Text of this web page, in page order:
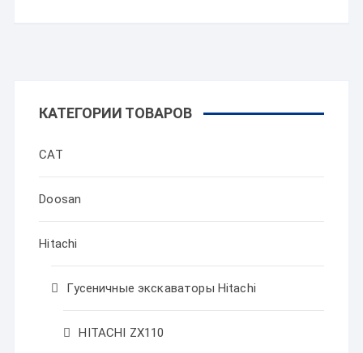
КАТЕГОРИИ ТОВАРОВ
CAT
Doosan
Hitachi
Гусеничные экскаваторы Hitachi
HITACHI ZX110